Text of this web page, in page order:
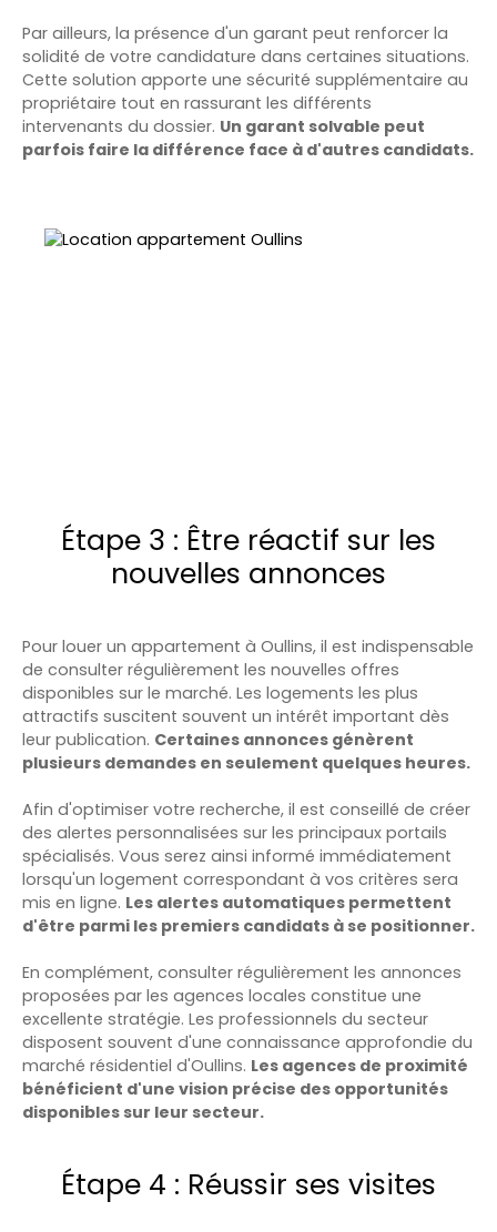
Par ailleurs, la présence d'un garant peut renforcer la
solidité de votre candidature dans certaines situations.
Cette solution apporte une sécurité supplémentaire au
propriétaire tout en rassurant les différents
intervenants du dossier. Un garant solvable peut
parfois faire la différence face à d'autres candidats.
Étape 3 : Être réactif sur les
nouvelles annonces
Pour louer un appartement à Oullins, il est indispensable
de consulter régulièrement les nouvelles offres
disponibles sur le marché. Les logements les plus
attractifs suscitent souvent un intérêt important dès
leur publication. Certaines annonces génèrent
plusieurs demandes en seulement quelques heures.
Afin d'optimiser votre recherche, il est conseillé de créer
des alertes personnalisées sur les principaux portails
spécialisés. Vous serez ainsi informé immédiatement
lorsqu'un logement correspondant à vos critères sera
mis en ligne. Les alertes automatiques permettent
d'être parmi les premiers candidats à se positionner.
En complément, consulter régulièrement les annonces
proposées par les agences locales constitue une
excellente stratégie. Les professionnels du secteur
disposent souvent d'une connaissance approfondie du
marché résidentiel d'Oullins. Les agences de proximité
bénéficient d'une vision précise des opportunités
disponibles sur leur secteur.
Étape 4 : Réussir ses visites